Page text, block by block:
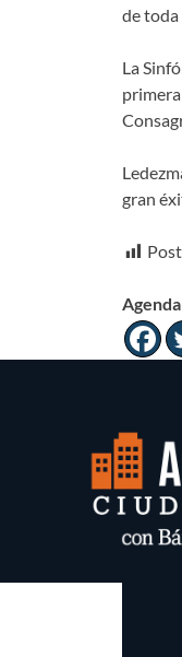
de toda
La
gran